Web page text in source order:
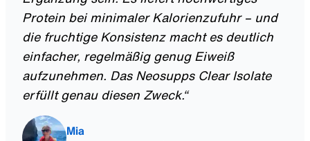
Protein bei minimaler Kalorienzufuhr – und
die fruchtige Konsistenz macht es deutlich
einfacher, regelmäßig genug Eiweiß
aufzunehmen. Das Neosupps Clear Isolate
erfüllt genau diesen Zweck.“
Mia